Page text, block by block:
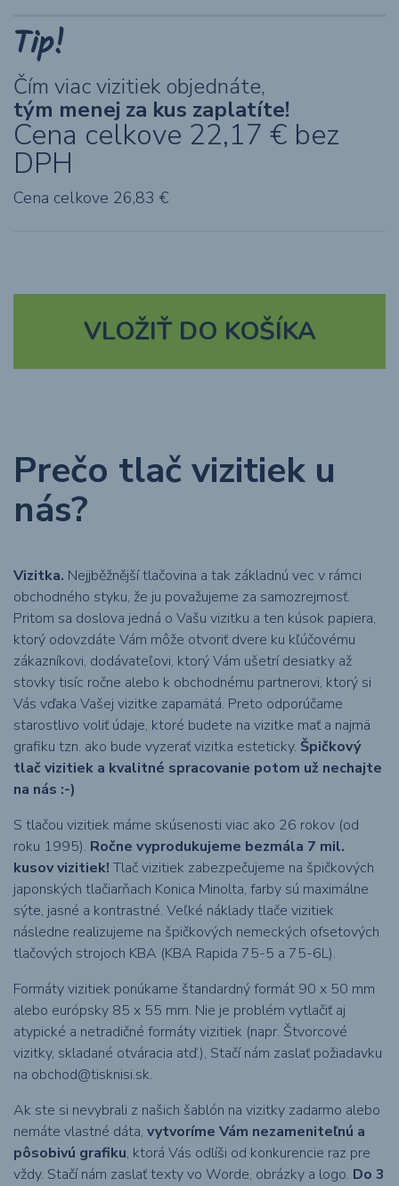
Tip!
Čím viac vizitiek objednáte,
tým menej za kus zaplatíte!
Cena celkove 22,17 € bez
DPH
Cena celkove 26,83 €
VLOŽIŤ DO KOŠÍKA
Prečo tlač vizitiek u
nás?
Vizitka. Nejjběžnější tlačovina a tak základnú vec v rámci
obchodného styku, že ju považujeme za samozrejmosť.
Pritom sa doslova jedná o Vašu vizitku a ten kúsok papiera,
ktorý odovzdáte Vám môže otvoriť dvere ku kľúčovému
zákazníkovi, dodávateľovi, ktorý Vám ušetrí desiatky až
stovky tisíc ročne alebo k obchodnému partnerovi, ktorý si
Vás vďaka Vašej vizitke zapamätá. Preto odporúčame
starostlivo voliť údaje, ktoré budete na vizitke mať a najmä
grafiku tzn. ako bude vyzerať vizitka esteticky. Špičkový
tlač vizitiek a kvalitné spracovanie potom už nechajte
na nás :-)
S tlačou vizitiek máme skúsenosti viac ako 26 rokov (od
roku 1995). Ročne vyprodukujeme bezmála 7 mil.
kusov vizitiek! Tlač vizitiek zabezpečujeme na špičkových
japonských tlačiarňach Konica Minolta, farby sú maximálne
sýte, jasné a kontrastné. Veľké náklady tlače vizitiek
následne realizujeme na špičkových nemeckých ofsetových
tlačových strojoch KBA (KBA Rapida 75-5 a 75-6L).
Formáty vizitiek ponúkame štandardný formát 90 x 50 mm
alebo európsky 85 x 55 mm. Nie je problém vytlačiť aj
atypické a netradičné formáty vizitiek (napr. Štvorcové
vizitky, skladané otváracia atď.), Stačí nám zaslať požiadavku
na obchod@tisknisi.sk.
Ak ste si nevybrali z našich šablón na vizitky zadarmo alebo
nemáte vlastné dáta, vytvoríme Vám nezameniteľnú a
pôsobivú grafiku, ktorá Vás odlíši od konkurencie raz pre
vždy. Stačí nám zaslať texty vo Worde, obrázky a logo. Do 3